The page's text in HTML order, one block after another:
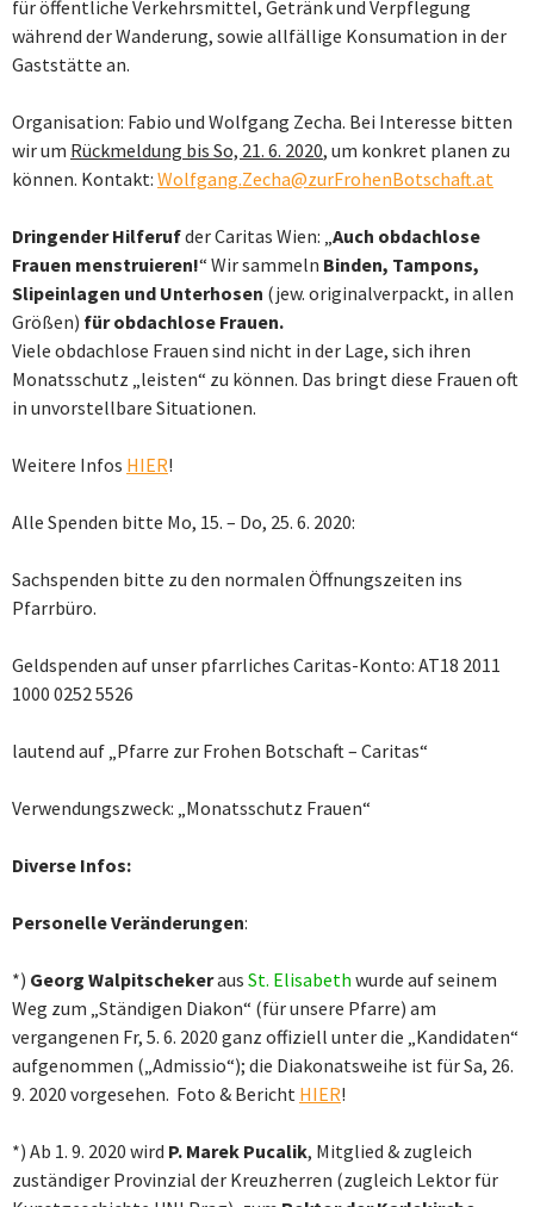
für öffentliche Verkehrsmittel, Getränk und Verpflegung
während der Wanderung, sowie allfällige Konsumation in der
Gaststätte an.
Organisation: Fabio und Wolfgang Zecha. Bei Interesse bitten
wir um Rückmeldung bis So, 21. 6. 2020, um konkret planen zu
können. Kontakt: Wolfgang.Zecha@zurFrohenBotschaft.at
Dringender Hilferufder Caritas Wien: „Auch obdachlose
Frauen menstruieren!“ Wir sammeln Binden, Tampons,
Slipeinlagen und Unterhosen (jew. originalverpackt, in allen
Größen) für obdachlose Frauen.
Viele obdachlose Frauen sind nicht in der Lage, sich ihren
Monatsschutz „leisten“ zu können. Das bringt diese Frauen oft
in unvorstellbare Situationen.
Weitere Infos HIER!
Alle Spenden bitte Mo, 15. – Do, 25. 6. 2020:
Sachspenden bitte zu den normalen Öffnungszeiten ins
Pfarrbüro.
Geldspenden auf unser pfarrliches Caritas-Konto: AT18 2011
1000 0252 5526
lautend auf „Pfarre zur Frohen Botschaft – Caritas“
Verwendungszweck: „Monatsschutz Frauen“
Diverse Infos:
Personelle Veränderungen:
*) Georg Walpitschekeraus St. Elisabeth wurde auf seinem
Weg zum „Ständigen Diakon“ (für unsere Pfarre) am
vergangenen Fr, 5. 6. 2020 ganz offiziell unter die „Kandidaten“
aufgenommen („Admissio“); die Diakonatsweihe ist für Sa, 26.
9. 2020 vorgesehen. Foto & Bericht HIER!
*) Ab 1. 9. 2020 wird P. Marek Pucalik, Mitglied & zugleich
zuständiger Provinzial der Kreuzherren (zugleich Lektor für